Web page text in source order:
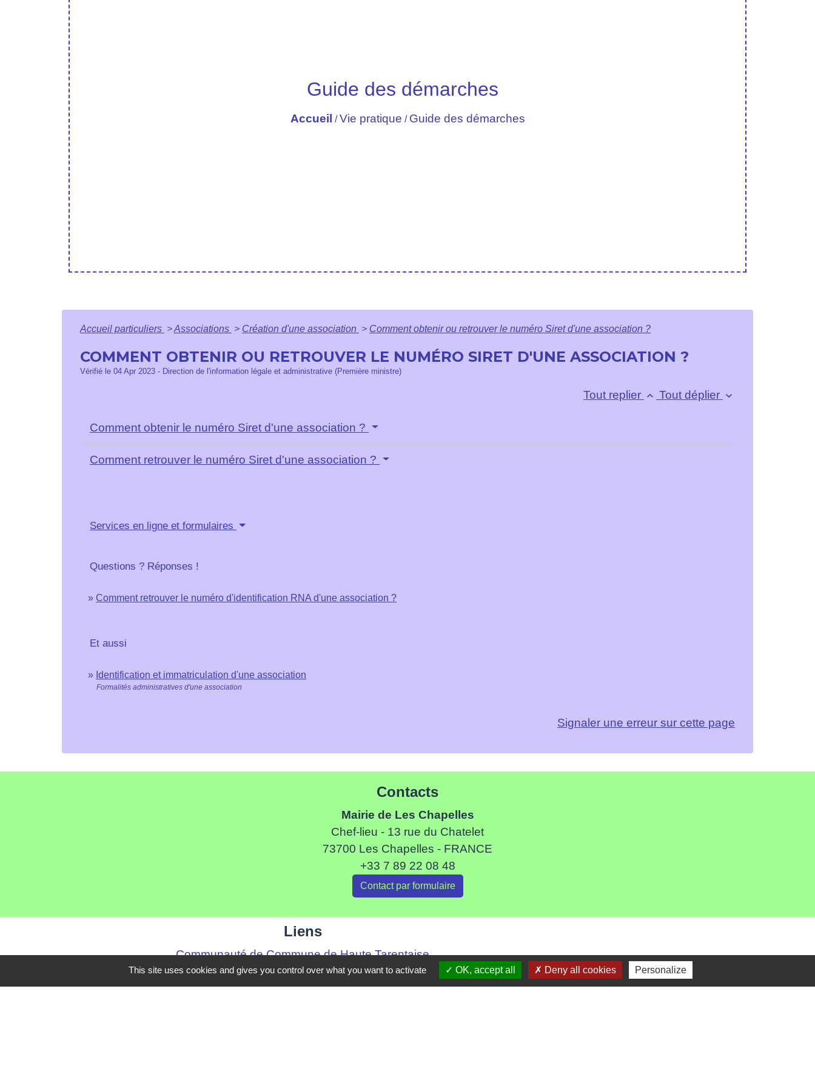
Guide des démarches
Accueil /Vie pratique / Guide des démarches
Accueil particuliers >Associations > Création d'une association > Comment obtenir ou retrouver le numéro Siret d'une association ?
COMMENT OBTENIR OU RETROUVER LE NUMÉRO SIRET D'UNE ASSOCIATION ?
Vérifié le 04 Apr 2023 - Direction de l'information légale et administrative (Première ministre)
Tout replier keyboard_arrow_up Tout déplier keyboard_arrow_down
Comment obtenir le numéro Siret d'une association ?
Comment retrouver le numéro Siret d'une association ?
Services en ligne et formulaires
Questions ? Réponses !
Comment retrouver le numéro d'identification RNA d'une association ?
Et aussi
Identification et immatriculation d'une association
Formalités administratives d'une association
Signaler une erreur sur cette page
Contacts
Mairie de Les Chapelles
Chef-lieu - 13 rue du Chatelet
73700 Les Chapelles - FRANCE
+33 7 89 22 08 48
Contact par formulaire
Liens
Communauté de Commune de Haute Tarentaise
Service Public
Assemblée du Pays Tarentaise Vanoise
This site uses cookies and gives you control over what you want to activate OK, accept all Deny all cookies Personalize